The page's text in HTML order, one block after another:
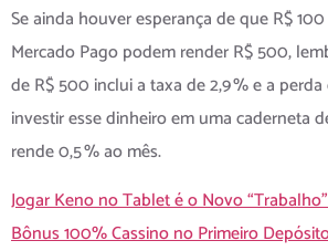
Se ainda houver esperança de que R$
Mercado Pago podem render R$ 500,
de R$ 500 inclui a taxa de 2,9 % e a
investir esse dinheiro em uma caderneta
rende 0,5 % ao mês.
Jogar Keno no Tablet é o Novo
Bônus 100% Cassino no Primeiro